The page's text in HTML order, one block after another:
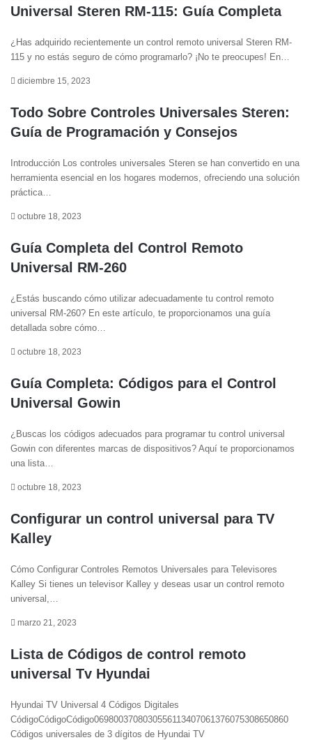
Universal Steren RM-115: Guía Completa
¿Has adquirido recientemente un control remoto universal Steren RM-
115 y no estás seguro de cómo programarlo? ¡No te preocupes! En…
diciembre 15, 2023
Todo Sobre Controles Universales Steren:
Guía de Programación y Consejos
Introducción Los controles universales Steren se han convertido en una
herramienta esencial en los hogares modernos, ofreciendo una solución
práctica…
octubre 18, 2023
Guía Completa del Control Remoto
Universal RM-260
¿Estás buscando cómo utilizar adecuadamente tu control remoto
universal RM-260? En este artículo, te proporcionamos una guía
detallada sobre cómo…
octubre 18, 2023
Guía Completa: Códigos para el Control
Universal Gowin
¿Buscas los códigos adecuados para programar tu control universal
Gowin con diferentes marcas de dispositivos? Aquí te proporcionamos
una lista…
octubre 18, 2023
Configurar un control universal para TV
Kalley
Cómo Configurar Controles Remotos Universales para Televisores
Kalley Si tienes un televisor Kalley y deseas usar un control remoto
universal,…
marzo 21, 2023
Lista de Códigos de control remoto
universal Tv Hyundai
Hyundai TV Universal 4 Códigos Digitales
CódigoCódigoCódigo0698003708030556113407061376075308650860
Códigos universales de 3 dígitos de Hyundai TV